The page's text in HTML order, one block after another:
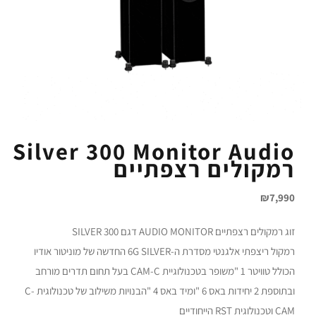
Silver 300 Monitor Audio
רמקולים רצפתיים
₪7,990
זוג רמקולים רצפתיים AUDIO MONITOR דגם 300 SILVER
רמקול ריצפתי אלגנטי מסדרת ה-6G SILVER החדשה של מוניטור אודיו
הכולל טוויטר 1 "משופר בטכנולוגיית CAM-C בעל תחום תדרים מורחב
ובתוספת 2 יחידות באס 6 "ומיד באס 4 "הבנויות משילוב של טכנולוגית C-
CAM וטכנולוגית RST הייחודיים